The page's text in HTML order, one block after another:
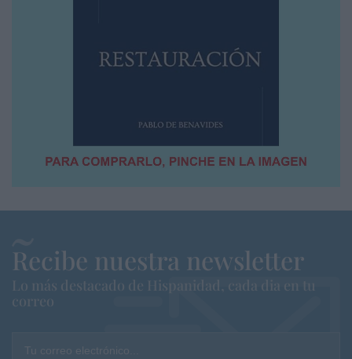
Recibe nuestra newsletter
Lo más destacado de Hispanidad, cada dia en tu
correo
Tu correo electrónico...